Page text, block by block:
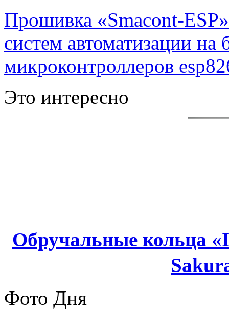
Прошивка «Smacont-
систем автоматизации
микроконтроллеров
Это интересно
Обручальные кольца
Фото Дня